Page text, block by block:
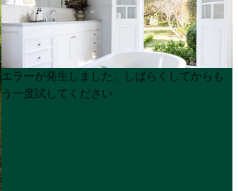
Product
List
Product
List
エラーが発生しました。しばらくしてからも
う一度試してください